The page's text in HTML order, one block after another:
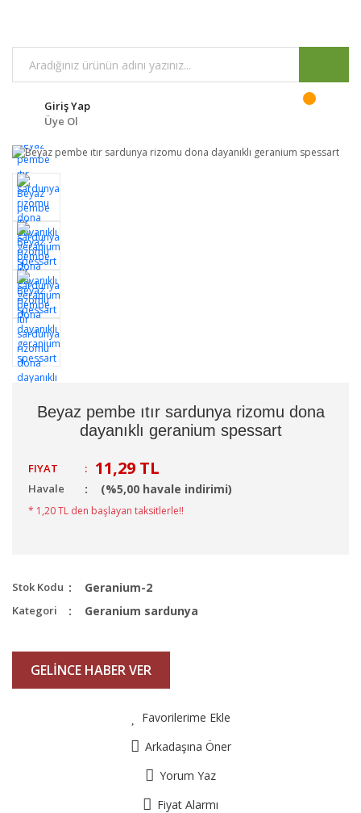
Giriş Yap
Üye Ol
Beyaz pembe ıtır sardunya rizomu dona
dayanıklı geranium spessart
FIYAT : 11,29 TL
Havale (%5,00 havale indirimi)
* 1,20 TL den başlayan taksitlerle!!
Stok Kodu Geranium-2
Kategori Geranium sardunya
GELİNCE HABER VER
Favorilerime Ekle
Arkadaşına Öner
Yorum Yaz
Fiyat Alarmı